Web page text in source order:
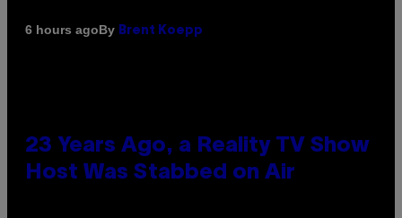
6 hours agoBy Brent Koepp
23 Years Ago, a Reality TV Show
Host Was Stabbed on Air